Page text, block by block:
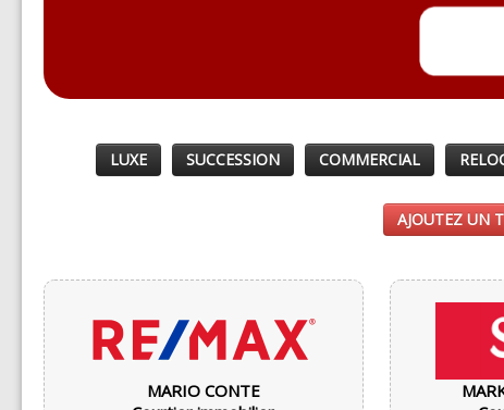
LUXE SUCCESSION COMMERCIAL
AJOUTEZ UN
MARIO CONTE